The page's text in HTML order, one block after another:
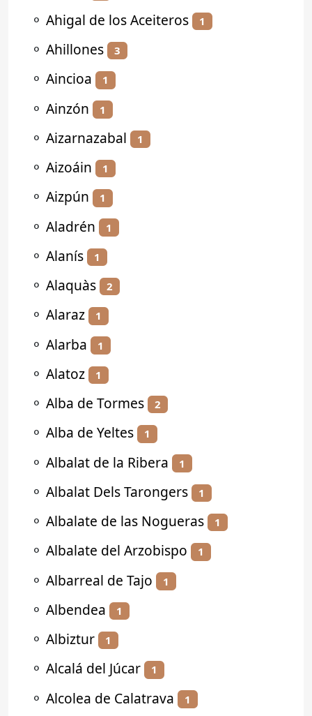
⚬ Ahigal de los Aceiteros 1
⚬ Ahillones 3
⚬ Aincioa 1
⚬ Ainzón 1
⚬ Aizarnazabal 1
⚬ Aizoáin 1
⚬ Aizpún 1
⚬ Aladrén 1
⚬ Alanís 1
⚬ Alaquàs 2
⚬ Alaraz 1
⚬ Alarba 1
⚬ Alatoz 1
⚬ Alba de Tormes 2
⚬ Alba de Yeltes 1
⚬ Albalat de la Ribera 1
⚬ Albalat Dels Tarongers 1
⚬ Albalate de las Nogueras 1
⚬ Albalate del Arzobispo 1
⚬ Albarreal de Tajo 1
⚬ Albendea 1
⚬ Albiztur 1
⚬ Alcalá del Júcar 1
⚬ Alcolea de Calatrava 1